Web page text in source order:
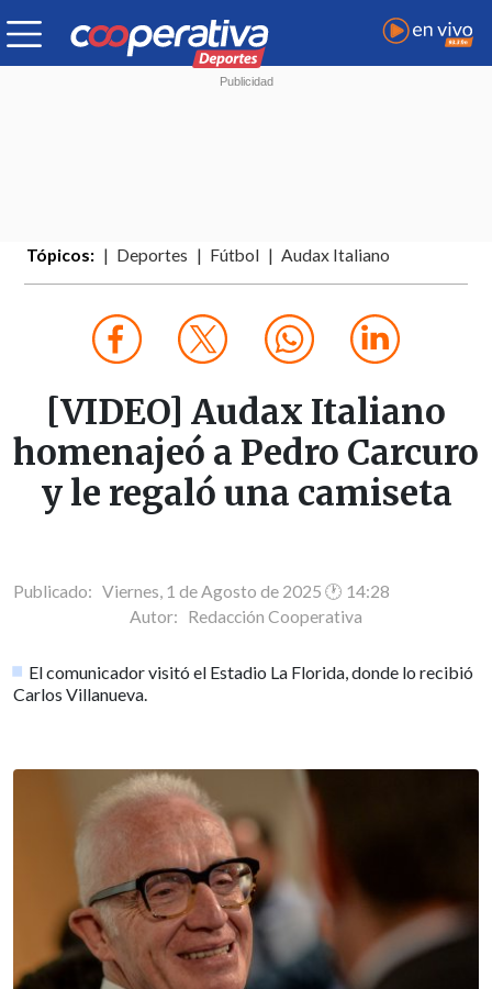
Tópicos: Deportes Fútbol Audax Italiano
[VIDEO] Audax Italiano
homenajeó a Pedro Carcuro
y le regaló una camiseta
Publicado: Viernes, 1 de Agosto de 2025 🕐 14:28
Autor: Redacción Cooperativa
El comunicador visitó el Estadio La Florida, donde lo recibió
Carlos Villanueva.